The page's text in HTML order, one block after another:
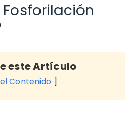
este Artículo
Contenido